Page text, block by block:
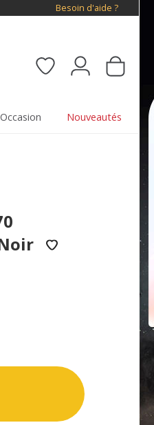
Besoin d'aide ?
Occasion Nouveautés